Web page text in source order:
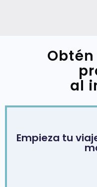
al
Empieza tu